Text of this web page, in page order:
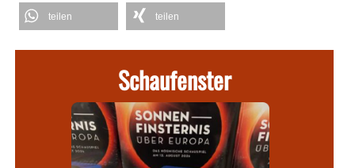
teilen teilen
Schaufenster